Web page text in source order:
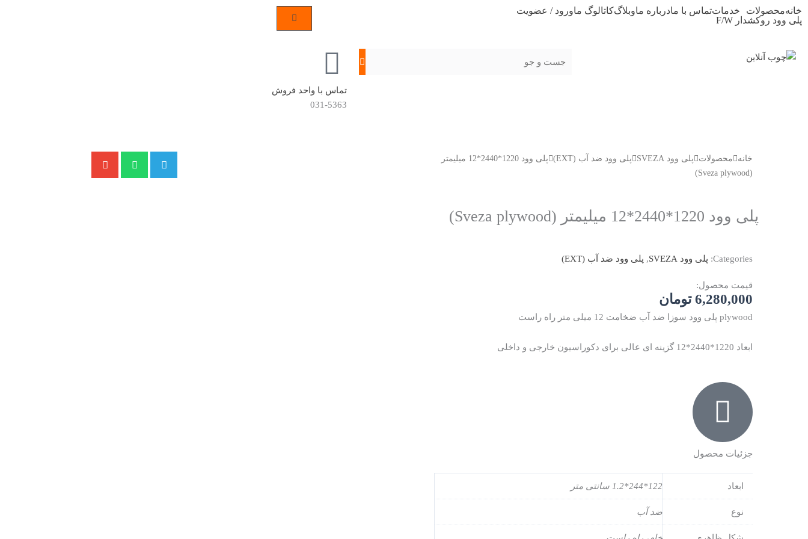
پرش
خانهمحصولات خدماتتماس با مادرباره ماوبلاگکاتالوگ ماورود / عضویت
پلی وود روکشدار F/W
تماس با واحد فروش
031-5363
خانه محصولات پلی وود SVEZA پلی وود ضد آب (EXT)
پلی وود 1220*2440*12 میلیمتر
(Sveza plywood)
پلی وود 1220*2440*12 میلیمتر (Sveza plywood)
Categories: پلی وود SVEZA , پلی وود ضد آب (EXT)
قیمت محصول:
6,280,000 تومان
plywood پلی وود سوزا ضد آب ضخامت 12 میلی متر راه راست
ابعاد 1220*2440*12 گزینه ای عالی برای دکوراسیون خارجی و داخلی
جزئیات محصول
ابعاد 122*244*1.2 سانتی متر
نوع ضد آب